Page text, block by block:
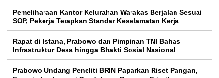
Pemeliharaan Kantor Kelurahan Warakas Berjalan Sesuai
SOP, Pekerja Terapkan Standar Keselamatan Kerja
Rapat di Istana, Prabowo dan Pimpinan TNI Bahas
Infrastruktur Desa hingga Bhakti Sosial Nasional
Prabowo Undang Peneliti BRIN Paparkan Riset Pangan,